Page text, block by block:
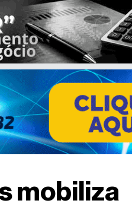
Buscar
mobiliza